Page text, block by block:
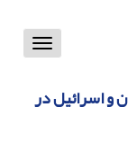
Toggle
و اسرائیل در